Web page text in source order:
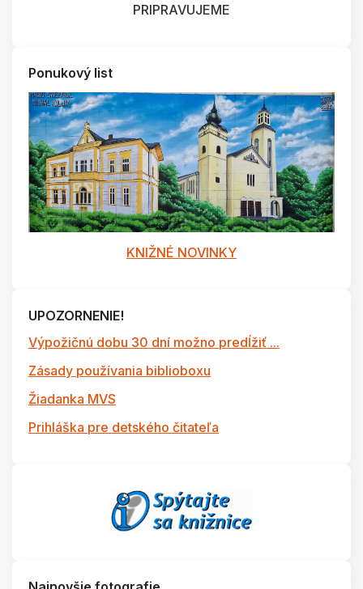
PRIPRAVUJEME
Ponukový list
KNIŽNÉ NOVINKY
UPOZORNENIE!
Výpožičnú dobu 30 dní možno predĺžiť ...
Zásady používania biblioboxu
Žiadanka MVS
Prihláška pre detského čitateľa